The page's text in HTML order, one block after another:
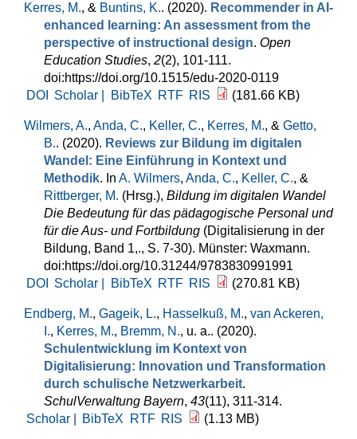
Kerres, M., & Buntins, K.. (2020). Recommender in AI-
enhanced learning: An assessment from the
perspective of instructional design. Open
Education Studies, 2(2), 101-111.
doi:https://doi.org/10.1515/edu-2020-0119
DOI
Scholar | BibTeX RTF RIS (181.66 KB)
Wilmers, A., Anda, C., Keller, C., Kerres, M., & Getto,
B.. (2020). Reviews zur Bildung im digitalen
Wandel: Eine Einführung in Kontext und
Methodik. In A. Wilmers, Anda, C., Keller, C., &
Rittberger, M. (Hrsg.), Bildung im digitalen Wandel
Die Bedeutung für das pädagogische Personal und
für die Aus- und Fortbildung (Digitalisierung in der
Bildung, Band 1,., S. 7-30). Münster: Waxmann.
doi:https://doi.org/10.31244/9783830991991
DOI
Scholar | BibTeX RTF RIS (270.81 KB)
Endberg, M., Gageik, L., Hasselkuß, M., van Ackeren,
I., Kerres, M., Bremm, N., u. a.. (2020).
Schulentwicklung im Kontext von
Digitalisierung: Innovation und Transformation
durch schulische Netzwerkarbeit.
SchulVerwaltung Bayern, 43(11), 311-314.
Scholar |
BibTeX RTF RIS (1.13 MB)